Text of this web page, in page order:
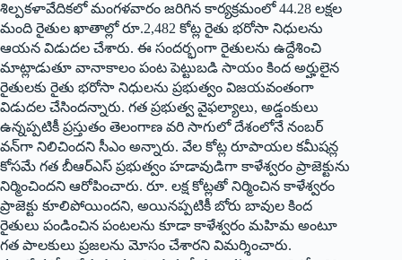
శిల్పకళావేదికలో మంగళవారం జరిగిన కార్యక్రమంలో 44.28 లక్షల
మంది రైతుల ఖాతాల్లో రూ.2,482 కోట్ల రైతు భరోసా నిధులను
ఆయ‌న‌ విడుదల చేశారు. ఈ సందర్భంగా రైతులను ఉద్దేశించి
మాట్లాడుతూ వానాకాలం పంట పెట్టుబడి సాయం కింద అర్హులైన
రైతులకు రైతు భరోసా నిధులను ప్రభుత్వం విజయవంతంగా
విడుదల చేసింద‌న్నారు. గత ప్రభుత్వ వైఫల్యాలు, అడ్డంకులు
ఉన్నప్పటికీ ప్రస్తుతం తెలంగాణ వరి సాగులో దేశంలోనే నంబర్
వన్‌గా నిలిచిందని సీఎం అన్నారు. వేల కోట్ల రూపాయల కమీషన్ల
కోసమే గత బీఆర్‌ఎస్ ప్రభుత్వం హడావుడిగా కాళేశ్వరం ప్రాజెక్టును
నిర్మించిందని ఆరోపించారు. రూ. లక్ష కోట్లతో నిర్మించిన కాళేశ్వరం
ప్రాజెక్టు కూలిపోయిందని, అయినప్పటికీ బోరు బావుల కింద
రైతులు పండించిన పంటలను కూడా కాళేశ్వరం మహిమ అంటూ
గత పాలకులు ప్రజలను మోసం చేశారని విమర్శించారు.